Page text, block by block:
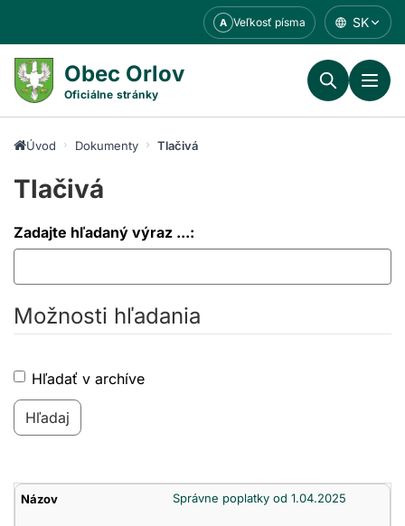
obsahu
A Veľkosť písma SK
Obec Orlov
Oficiálne stránky
Úvod Dokumenty Tlačivá
Tlačivá
Zadajte hľadaný výraz ...:
Možnosti hľadania
Hľadať v archíve
Tlačivá Správne poplatky od 1.04.2025